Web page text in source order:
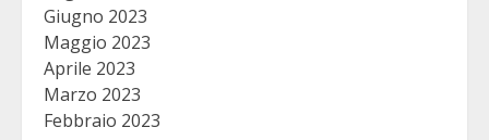
Giugno 2023
Maggio 2023
Aprile 2023
Marzo 2023
Febbraio 2023